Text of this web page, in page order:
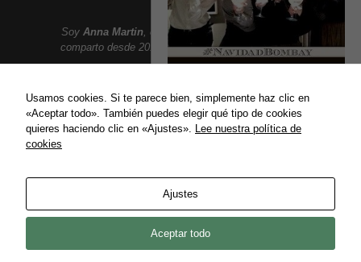
ESPECIAL FIESTAS
Bombay Sapphire especial Fiestas
#ComerParaCreer Los principales...
Soy Anna Martin, creadora de Addict Smile
comparto desde 2010 un lifestyle lleno de sonrisas:
viajes, celebrities, lujo y mucho mas.
Política de privacidad
Política de Cookies
Usamos cookies. Si te parece bien, simplemente haz clic en
«Aceptar todo». También puedes elegir qué tipo de cookies
quieres haciendo clic en «Ajustes». Lee nuestra política de
cookies
Ajustes
Aceptar todo